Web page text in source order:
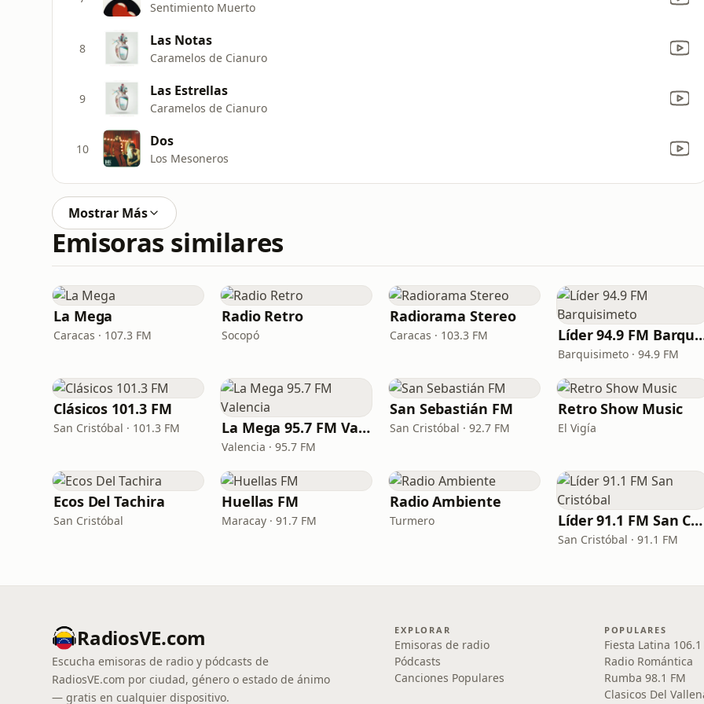
Sentimiento Muerto
8 Las Notas
Caramelos de Cianuro
9 Las Estrellas
Caramelos de Cianuro
10 Dos
Los Mesoneros
Mostrar Más
Emisoras similares
La Mega
Caracas · 107.3 FM
Radio Retro
Socopó
Radiorama Stereo
Caracas · 103.3 FM Líder 94.9
Barquisimeto · 94.9 FM
Clásicos 101.3 FM
San Cristóbal · 101.3 FM La Mega 95.7 FM Valencia
Valencia · 95.7 FM
San Sebastián FM
San Cristóbal · 92.7 FM
Retro Show Music
El Vigía
Ecos Del Tachira
San Cristóbal
Huellas FM
Maracay · 91.7 FM
Radio Ambiente
Turmero Líder 91.1 FM San Cristóbal
San Cristóbal · 91.1 FM
RadiosVE.com
Escucha emisoras de radio y pódcasts de
RadiosVE.com por ciudad, género o estado de ánimo
— gratis en cualquier dispositivo.
EXPLORAR
Emisoras de radio
Pódcasts
Canciones Populares
POPULARES
Fiesta Latina 106.1
Radio Romántica
Rumba 98.1 FM
Clasicos Del